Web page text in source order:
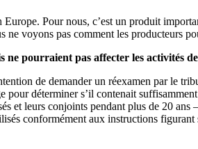
Pour nous, c’est un produit
ne voyons pas comment les producteurs
pourraient pas affecter les activités
de demander un réexamen par le
pour déterminer s’il contenait
et leurs conjoints pendant plus de 20
conformément aux instructions figurant